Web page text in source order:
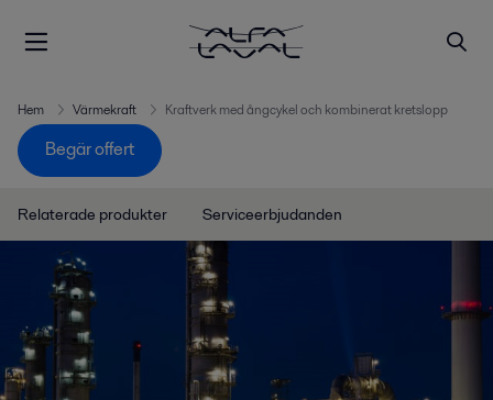
Hem Värmekraft Kraftverk med ångcykel och kombinerat kretslopp
Begär offert
Relaterade produkter Serviceerbjudanden